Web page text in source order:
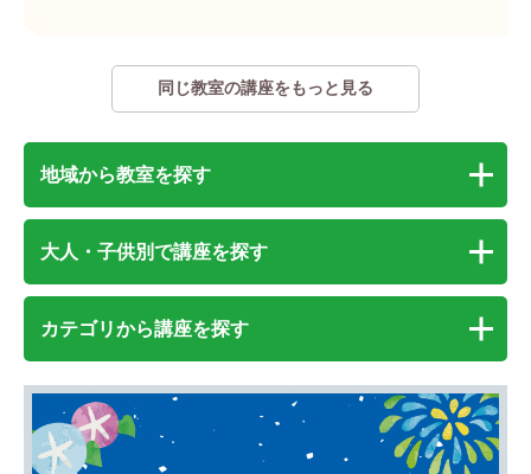
同じ教室の講座をもっと見る
地域から教室を探す
大人・子供別で講座を探す
カテゴリから講座を探す